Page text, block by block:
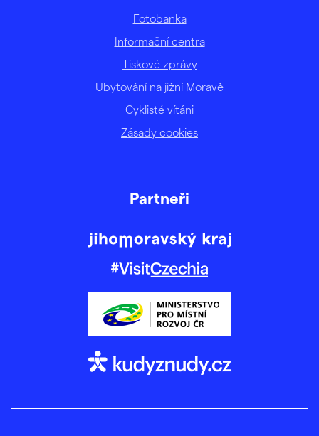
Fotobanka
Informační centra
Tiskové zprávy
Ubytování na jižní Moravě
Cyklisté vítáni
Zásady cookies
Partneři